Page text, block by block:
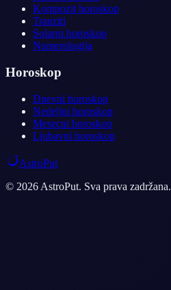
Kompozit horoskop
Tranziti
Solarni horoskop
Numerologija
Horoskop
Dnevni horoskop
Nedeljni horoskop
Mesecni horoskop
Ljubavni horoskop
AstroPut
© 2026 AstroPut. Sva prava zadržana.